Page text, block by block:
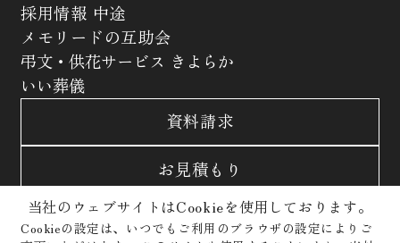
採用情報 中途
メモリードの互助会
弔文・供花サービス きよらか
いい葬儀
資料請求
お見積もり
お問合わせ
当社のウェブサイトはCookieを使用しております。
Cookieの設定は、いつでもご利用のブラウザの設定によりご